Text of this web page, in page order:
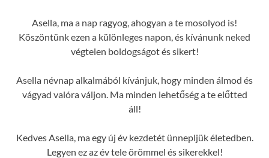
Asella, ma a nap ragyog, ahogyan a te mosolyod is!
Köszöntünk ezen a különleges napon, és kívánunk neked
végtelen boldogságot és sikert!
Asella névnap alkalmából kívánjuk, hogy minden álmod és
vágyad valóra váljon. Ma minden lehetőség a te előtted
áll!
Kedves Asella, ma egy új év kezdetét ünnepljük életedben.
Legyen ez az év tele örömmel és sikerekkel!